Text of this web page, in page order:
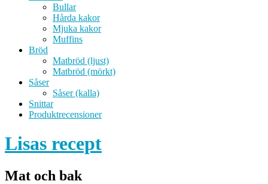
Bullar
Hårda kakor
Mjuka kakor
Muffins
Bröd
Matbröd (ljust)
Matbröd (mörkt)
Såser
Såser (kalla)
Snittar
Produktrecensioner
Lisas recept
Mat och bak